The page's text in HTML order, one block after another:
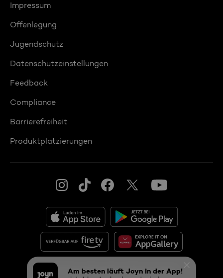
Impressum
Offenlegung
Jugendschutz
Datenschutzeinstellungen
Feedback
Compliance
Barrierefreiheit
Produktplatzierungen
© 2026 ProSiebenSat.1 PULS 4 GmbH
Am besten läuft Joyn in der App!